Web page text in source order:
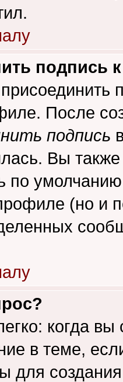
подпись
После
подпись
Вы
по
(но и
когда
в теме,
для